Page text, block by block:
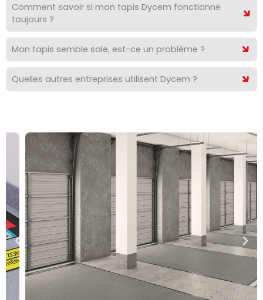
Comment savoir si mon tapis Dycem fonctionne
toujours ?
Mon tapis semble sale, est-ce un problème ?
Quelles autres entreprises utilisent Dycem ?